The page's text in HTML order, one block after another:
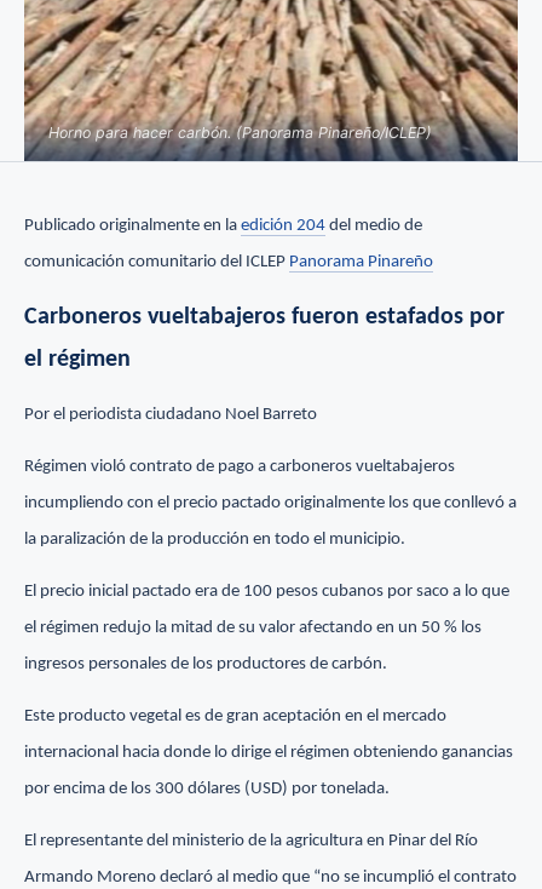
Horno para hacer carbón. (Panorama Pinareño/ICLEP)
Publicado originalmente en la edición 204 del medio de
comunicación comunitario del ICLEP Panorama Pinareño
Carboneros vueltabajeros fueron estafados por
el régimen
Por el periodista ciudadano Noel Barreto
Régimen violó contrato de pago a carboneros vueltabajeros
incumpliendo con el precio pactado originalmente los que conllevó a
la paralización de la producción en todo el municipio.
El precio inicial pactado era de 100 pesos cubanos por saco a lo que
el régimen redujo la mitad de su valor afectando en un 50 % los
ingresos personales de los productores de carbón.
Este producto vegetal es de gran aceptación en el mercado
internacional hacia donde lo dirige el régimen obteniendo ganancias
por encima de los 300 dólares (USD) por tonelada.
El representante del ministerio de la agricultura en Pinar del Río
Armando Moreno declaró al medio que “no se incumplió el contrato